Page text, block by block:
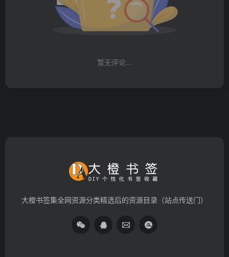
暂无评论...
大橙书签集全网资源分类精选后的资源目录（站点传送门）